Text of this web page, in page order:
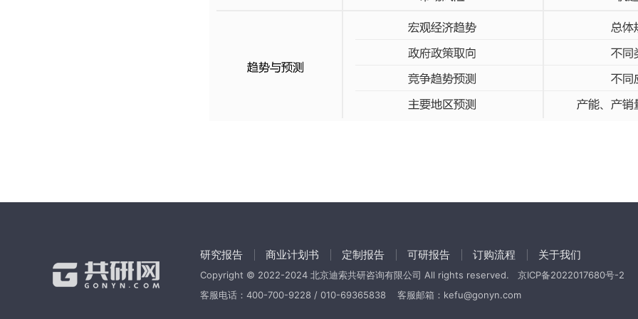
研究报告 商业计划书 定制报告 可研报告 订购流程 关于我们
Copyright © 2022-2024 北京迪索共研咨询有限公司 All rights reserved. 京ICP备2022017680号-2
客服电话：400-700-9228 / 010-69365838
客服邮箱：kefu@gonyn.com